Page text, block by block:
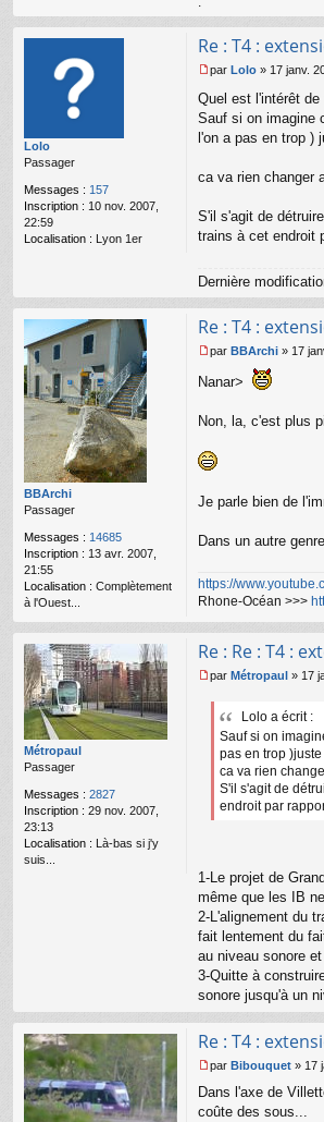
Lolo
Passager
Messages : 157
Inscription : 10 nov. 2007,
22:59
Localisation : Lyon 1er
Re : T4 :
e
s
a
e
o
n
l
par Lolo » 17 janv.
Quel est l'intérêt
Sauf si on imagine
l'on a pas en trop )
ca va rien changer
S'il s'agit de
trains à cet endroit
Dernière
BBArchi
Passager
Messages : 14685
Inscription : 13 avr. 2007,
21:55
Localisation : Complètement
à l'Ouest...
Re : T4 :
e
a
e
n
u
par BBArchi » 17
Nanar>
Non, la, c'est plus
Je parle bien de
Dans un autre
https://
Rhone-Océan >>>
Métropaul
Passager
Messages : 2827
Inscription : 29 nov. 2007,
23:13
Localisation : Là-bas si j'y
suis...
Re : Re : T4 :
e
o
par Métropaul » 17
Lolo a écrit :
Sauf si on
pas en trop
ca va rien
S'il s'agit de
endroit par
1-Le projet de
même que les IB
2-L'alignement du
fait lentement du
au niveau sonore
3-Quitte à
sonore jusqu'à un
Re : T4 :
e
s
par Bibouquet » 17
Dans l'axe de
coûte des sous...